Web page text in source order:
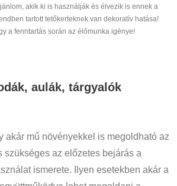
akik ki is használják és élvezik is ennek a
tartott tetőkerteknek van dekoratív hatása!
a fenntartás során az élőmunka igénye!
aulák, tárgyalók
akár mű növényekkel is megoldható az
szükséges az előzetes bejárás a
ismerete. Ilyen esetekben akár a